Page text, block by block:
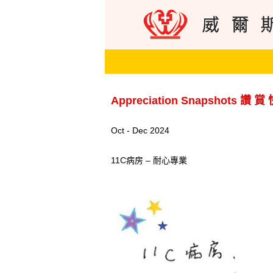
Appreciation Snapshots 讚 賞
Oct - Dec 2024
11C病房 – 耐心專業